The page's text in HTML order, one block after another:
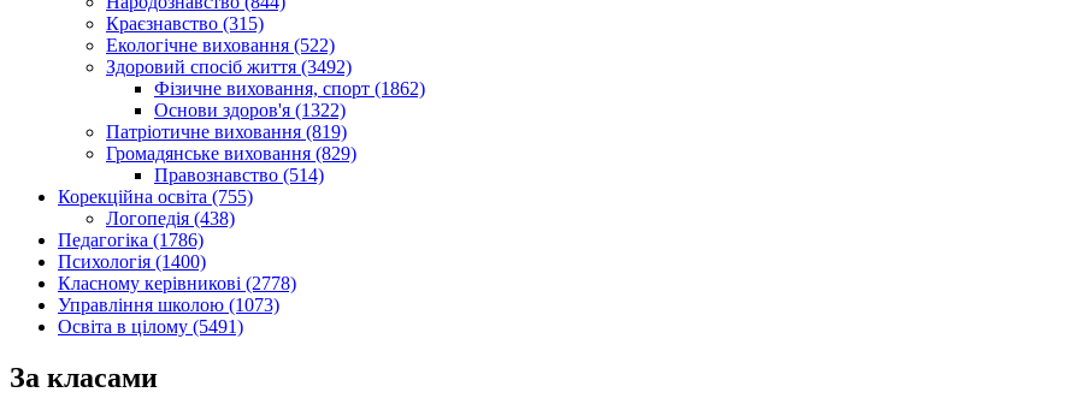
Краєзнавство (315)
Екологічне виховання (522)
Здоровий спосіб життя (3492)
Фізичне виховання, спорт (1862)
Основи здоров'я (1322)
Патріотичне виховання (819)
Громадянське виховання (829)
Правознавство (514)
Корекційна освіта (755)
Логопедія (438)
Педагогіка (1786)
Психологія (1400)
Класному керівникові (2778)
Управління школою (1073)
Освіта в цілому (5491)
За класами